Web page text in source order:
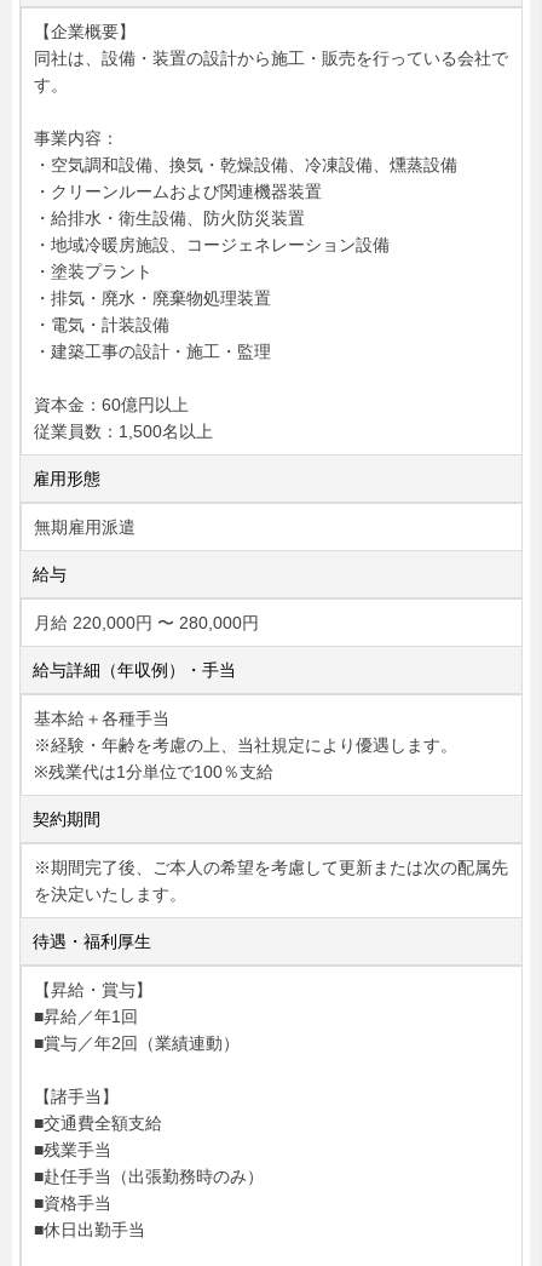
【企業概要】
同社は、設備・装置の設計から施工・販売を行っている会社で
す。
事業内容：
・空気調和設備、換気・乾燥設備、冷凍設備、燻蒸設備
・クリーンルームおよび関連機器装置
・給排水・衛生設備、防火防災装置
・地域冷暖房施設、コージェネレーション設備
・塗装プラント
・排気・廃水・廃棄物処理装置
・電気・計装設備
・建築工事の設計・施工・監理
資本金：60億円以上
従業員数：1,500名以上
雇用形態
無期雇用派遣
給与
月給 220,000円 〜 280,000円
給与詳細（年収例）・手当
基本給＋各種手当
※経験・年齢を考慮の上、当社規定により優遇します。
※残業代は1分単位で100％支給
契約期間
※期間完了後、ご本人の希望を考慮して更新または次の配属先
を決定いたします。
待遇・福利厚生
【昇給・賞与】
■昇給／年1回
■賞与／年2回（業績連動）
【諸手当】
■交通費全額支給
■残業手当
■赴任手当（出張勤務時のみ）
■資格手当
■休日出勤手当